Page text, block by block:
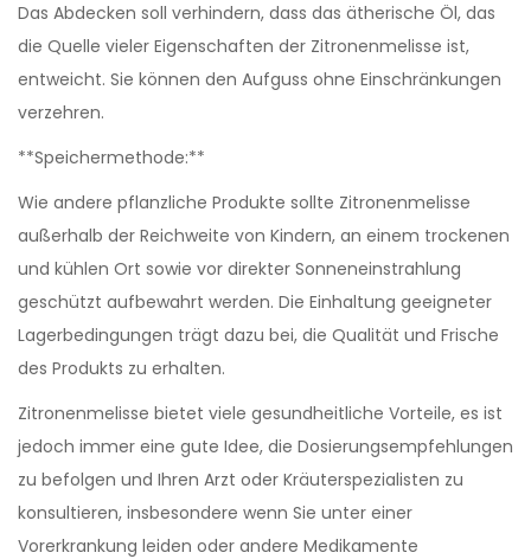
Das Abdecken soll verhindern, dass das ätherische Öl, das
die Quelle vieler Eigenschaften der Zitronenmelisse ist,
entweicht. Sie können den Aufguss ohne Einschränkungen
verzehren.
**Speichermethode:**
Wie andere pflanzliche Produkte sollte Zitronenmelisse
außerhalb der Reichweite von Kindern, an einem trockenen
und kühlen Ort sowie vor direkter Sonneneinstrahlung
geschützt aufbewahrt werden. Die Einhaltung geeigneter
Lagerbedingungen trägt dazu bei, die Qualität und Frische
des Produkts zu erhalten.
Zitronenmelisse bietet viele gesundheitliche Vorteile, es ist
jedoch immer eine gute Idee, die Dosierungsempfehlungen
zu befolgen und Ihren Arzt oder Kräuterspezialisten zu
konsultieren, insbesondere wenn Sie unter einer
Vorerkrankung leiden oder andere Medikamente